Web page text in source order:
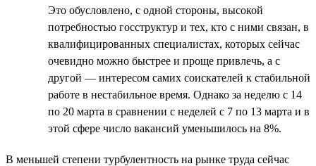
Это обусловлено, с одной стороны, высокой
потребностью госструктур и тех, кто с ними связан, в
квалифицированных специалистах, которых сейчас
очевидно можно быстрее и проще привлечь, а с
другой — интересом самих соискателей к стабильной
работе в нестабильное время. Однако за неделю c 14
по 20 марта в сравнении с неделей с 7 по 13 марта и в
этой сфере число вакансий уменьшилось на 8%.
В меньшей степени турбулентность на рынке труда сейчас